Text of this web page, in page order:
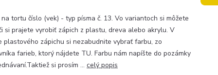
tortu číslo (vek) - typ písma č. 13. Vo variantoch si môžete
si prajete vyrobiť zápich z plastu, dreva alebo akrylu. V
plastového zápichu si nezabudnite vybrať farbu, zo
farieb, ktorý nájdete TU. Farbu nám napíšte do pozámky
si prosím ... celý popis